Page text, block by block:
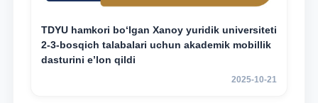
TDYU hamkori bo‘lgan Xanoy yuridik universiteti
2-3-bosqich talabalari uchun akademik mobillik
dasturini e’lon qildi
2025-10-21